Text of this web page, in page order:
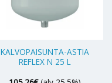
KALVOPAISUNTA-ASTIA
REFLEX N 25 L